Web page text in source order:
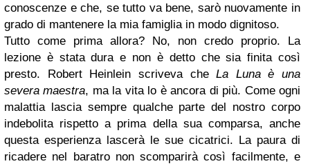
conoscenze e che, se tutto va bene, sarò nuovamente in
grado di mantenere la mia famiglia in modo dignitoso.
Tutto come prima allora? No, non credo proprio. La
lezione è stata dura e non è detto che sia finita così
presto. Robert Heinlein scriveva cheLa Luna è una
severa maestra, ma la vita lo è ancora di più. Come ogni
malattia lascia sempre qualche parte del nostro corpo
indebolita rispetto a prima della sua comparsa, anche
questa esperienza lascerà le sue cicatrici. La paura di
ricadere nel baratro non scomparirà così facilmente, e